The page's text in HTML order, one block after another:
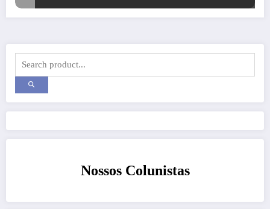
Nossos Colunistas